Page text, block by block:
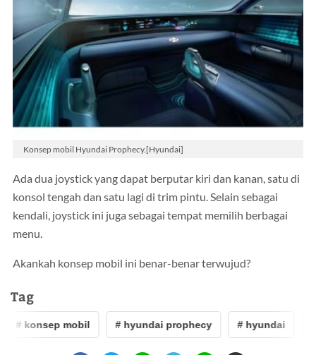
Konsep mobil Hyundai Prophecy.[Hyundai]
Ada dua joystick yang dapat berputar kiri dan kanan, satu di
konsol tengah dan satu lagi di trim pintu. Selain sebagai
kendali, joystick ini juga sebagai tempat memilih berbagai
menu.
Akankah konsep mobil ini benar-benar terwujud?
Tag
# konsep mobil # hyundai prophecy # hyundai